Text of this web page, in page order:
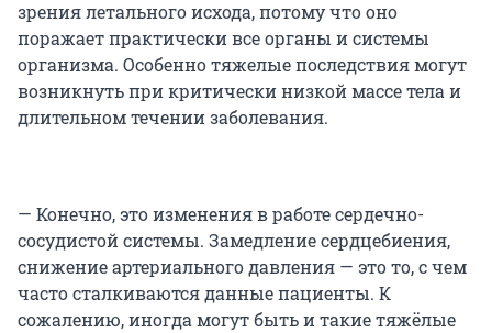
зрения летального исхода, потому что оно
поражает практически все органы и системы
организма. Особенно тяжелые последствия могут
возникнуть при критически низкой массе тела и
длительном течении заболевания.
— Конечно, это изменения в работе сердечно-
сосудистой системы. Замедление сердцебиения,
снижение артериального давления — это то, с чем
часто сталкиваются данные пациенты. К
сожалению, иногда могут быть и такие тяжёлые